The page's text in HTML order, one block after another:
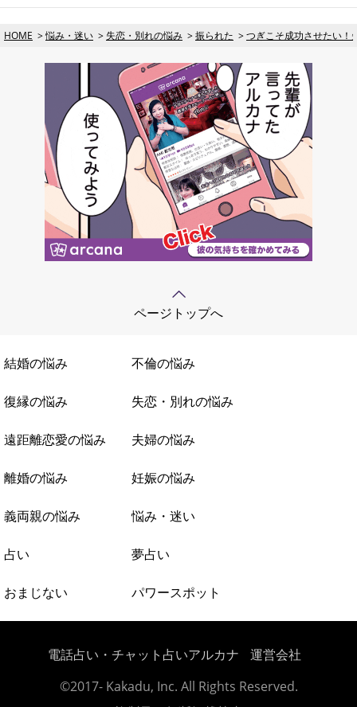
HOME 悩み・迷い 失恋・別れの悩み 振られた つぎこそ成功させたい！
ページトップへ
結婚の悩み 不倫の悩み
復縁の悩み 失恋・別れの悩み
遠距離恋愛の悩み 夫婦の悩み
離婚の悩み 妊娠の悩み
義両親の悩み 悩み・迷い
占い 夢占い
おまじない パワースポット
電話占い・チャット占いアルカナ
運営会社
©2017- Kakadu, Inc. All Rights Reserved.